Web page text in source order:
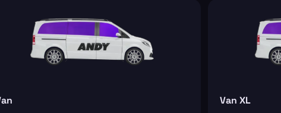
Van XL